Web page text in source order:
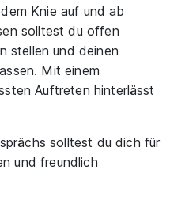
Knie auf und ab
solltest du offen
stellen und deinen
Mit einem
Auftreten hinterlässt
solltest du dich für
und freundlich